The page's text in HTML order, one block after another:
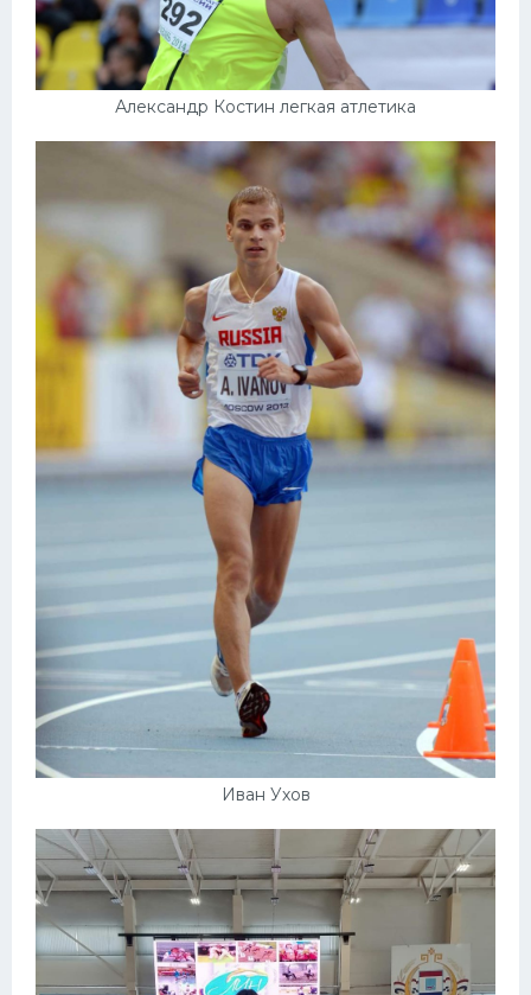
Александр Костин легкая атлетика
Иван Ухов